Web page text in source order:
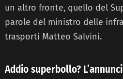
un altro fronte, quello del
parole del ministro delle
trasporti Matteo Salvini.
Addio superbollo?